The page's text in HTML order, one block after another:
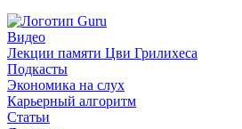
Видео
Лекции памяти Цви Грилихеса
Подкасты
Экономика на слух
Карьерный алгоритм
Статьи